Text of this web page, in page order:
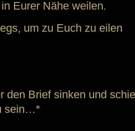
Eurer Nähe weilen.
um zu Euch zu eilen
den Brief sinken und
sein…*